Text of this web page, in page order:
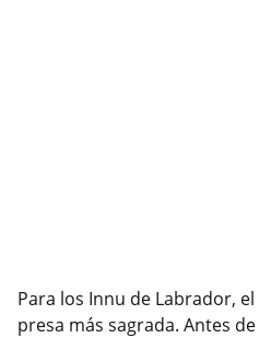
Para los Innu de Labrador,
presa más sagrada. Antes